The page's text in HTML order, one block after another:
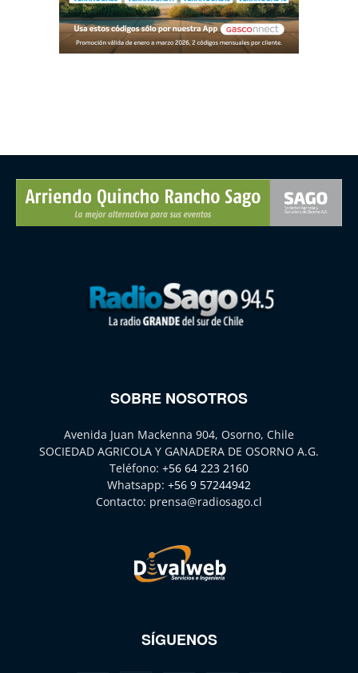
SOBRE NOSOTROS
Avenida Juan Mackenna 904, Osorno, Chile
SOCIEDAD AGRICOLA Y GANADERA DE OSORNO A.G.
Teléfono: +56 64 223 2160
Whatsapp: +56 9 57244942
Contacto: prensa@radiosago.cl
SÍGUENOS